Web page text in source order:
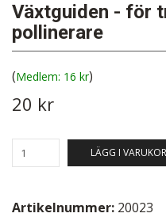
Växtguiden - för
pollinerare
( 16 kr)
20 kr
LÄGG I
Artikelnummer: 20023